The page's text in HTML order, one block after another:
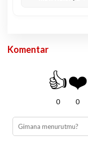
Komentar
👍
0
❤️
0